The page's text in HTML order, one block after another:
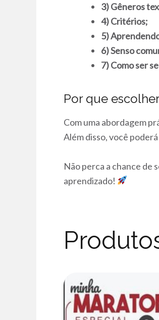
3) Gêneros
4) Critérios;
5)
6) Senso
7) Como ser
Por que
Com uma abordagem
Além disso, você poderá
Não perca a chance de
aprendizado!